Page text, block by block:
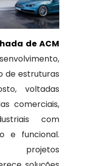
de ACM
de estruturas
voltadas
comerciais,
com
e funcional.
projetos